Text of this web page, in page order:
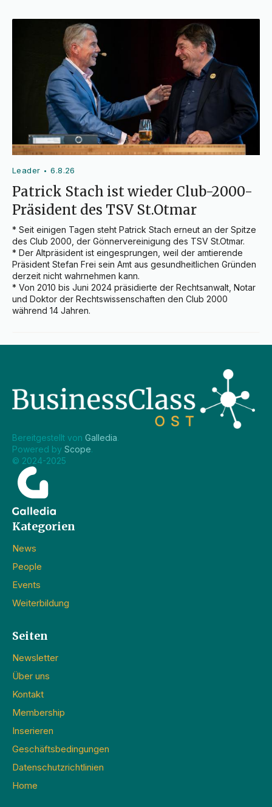
Leader •6.8.26
Patrick Stach ist wieder Club-2000-
Präsident des TSV St.Otmar
* Seit einigen Tagen steht Patrick Stach erneut an der Spitze
des Club 2000, der Gönnervereinigung des TSV St.Otmar.
* Der Altpräsident ist eingesprungen, weil der amtierende
Präsident Stefan Frei sein Amt aus gesundheitlichen Gründen
derzeit nicht wahrnehmen kann.
* Von 2010 bis Juni 2024 präsidierte der Rechtsanwalt, Notar
und Doktor der Rechtswissenschaften den Club 2000
während 14 Jahren.
Bereitgestellt von Galledia.
Powered by Scope.
© 2024-2025
Kategorien
News
People
Events
Weiterbildung
Seiten
Newsletter
Über uns
Kontakt
Membership
Inserieren
Geschäftsbedingungen
Datenschutzrichtlinien
Home